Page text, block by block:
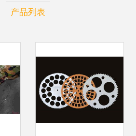
产品列表